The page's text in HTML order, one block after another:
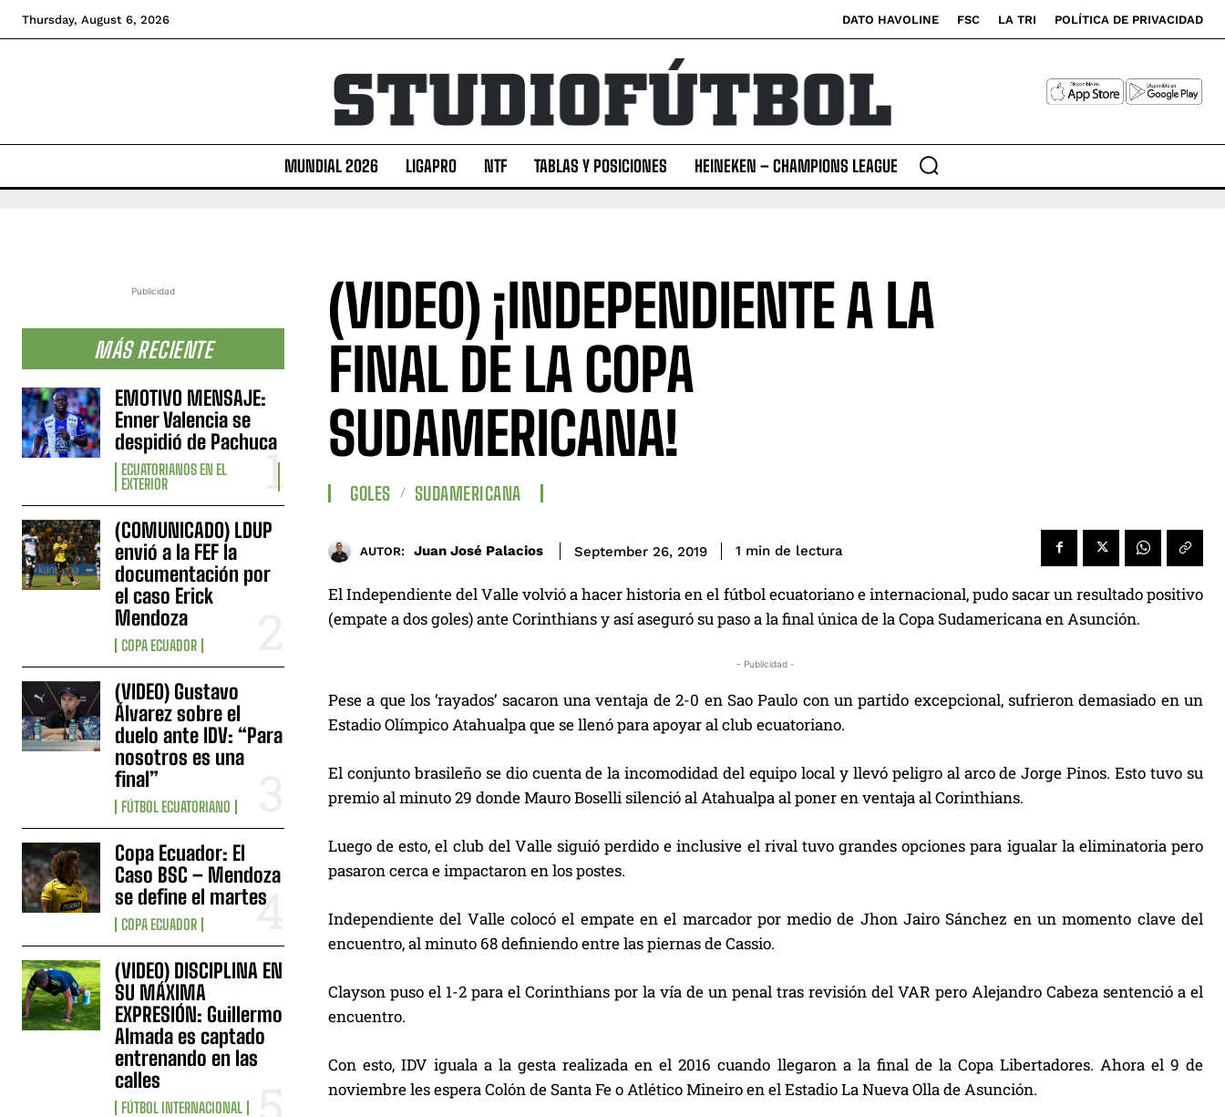
Thursday, August 6, 2026 DATO HAVOLINE FSC LA TRI POLÍTICA DE PRIVACIDAD
MUNDIAL 2026 LIGAPRO NTF TABLAS Y POSICIONES HEINEKEN – CHAMPIONS LEAGUE
Publicidad
MÁS RECIENTE
EMOTIVO MENSAJE:
Enner Valencia se
despidió de Pachuca
ECUATORIANOS EN EL
EXTERIOR
(COMUNICADO) LDUP
envió a la FEF la
documentación por
el caso Erick
Mendoza
COPA ECUADOR
(VIDEO) Gustavo
Álvarez sobre el
duelo ante IDV: “Para
nosotros es una
final”
FÚTBOL ECUATORIANO
Copa Ecuador: El
Caso BSC – Mendoza
se define el martes
COPA ECUADOR
(VIDEO) DISCIPLINA EN
SU MÁXIMA
EXPRESIÓN: Guillermo
Almada es captado
entrenando en las
calles
FÚTBOL INTERNACIONAL
(VIDEO) ¡INDEPENDIENTE A LA
FINAL DE LA COPA
SUDAMERICANA!
GOLES SUDAMERICANA
AUTOR: Juan José Palacios September 26, 2019 1 min de lectura
El Independiente del Valle volvió a hacer historia en el fútbol ecuatoriano e internacional, pudo sacar un resultado positivo
(empate a dos goles) ante Corinthians y así aseguró su paso a la final única de la Copa Sudamericana en Asunción.
- Publicidad -
Pese a que los ‘rayados’ sacaron una ventaja de 2-0 en Sao Paulo con un partido excepcional, sufrieron demasiado en un
Estadio Olímpico Atahualpa que se llenó para apoyar al club ecuatoriano.
El conjunto brasileño se dio cuenta de la incomodidad del equipo local y llevó peligro al arco de Jorge Pinos. Esto tuvo su
premio al minuto 29 donde Mauro Boselli silenció al Atahualpa al poner en ventaja al Corinthians.
Luego de esto, el club del Valle siguió perdido e inclusive el rival tuvo grandes opciones para igualar la eliminatoria pero
pasaron cerca e impactaron en los postes.
Independiente del Valle colocó el empate en el marcador por medio de Jhon Jairo Sánchez en un momento clave del
encuentro, al minuto 68 definiendo entre las piernas de Cassio.
Clayson puso el 1-2 para el Corinthians por la vía de un penal tras revisión del VAR pero Alejandro Cabeza sentenció a el
encuentro.
Con esto, IDV iguala a la gesta realizada en el 2016 cuando llegaron a la final de la Copa Libertadores. Ahora el 9 de
noviembre les espera Colón de Santa Fe o Atlético Mineiro en el Estadio La Nueva Olla de Asunción.